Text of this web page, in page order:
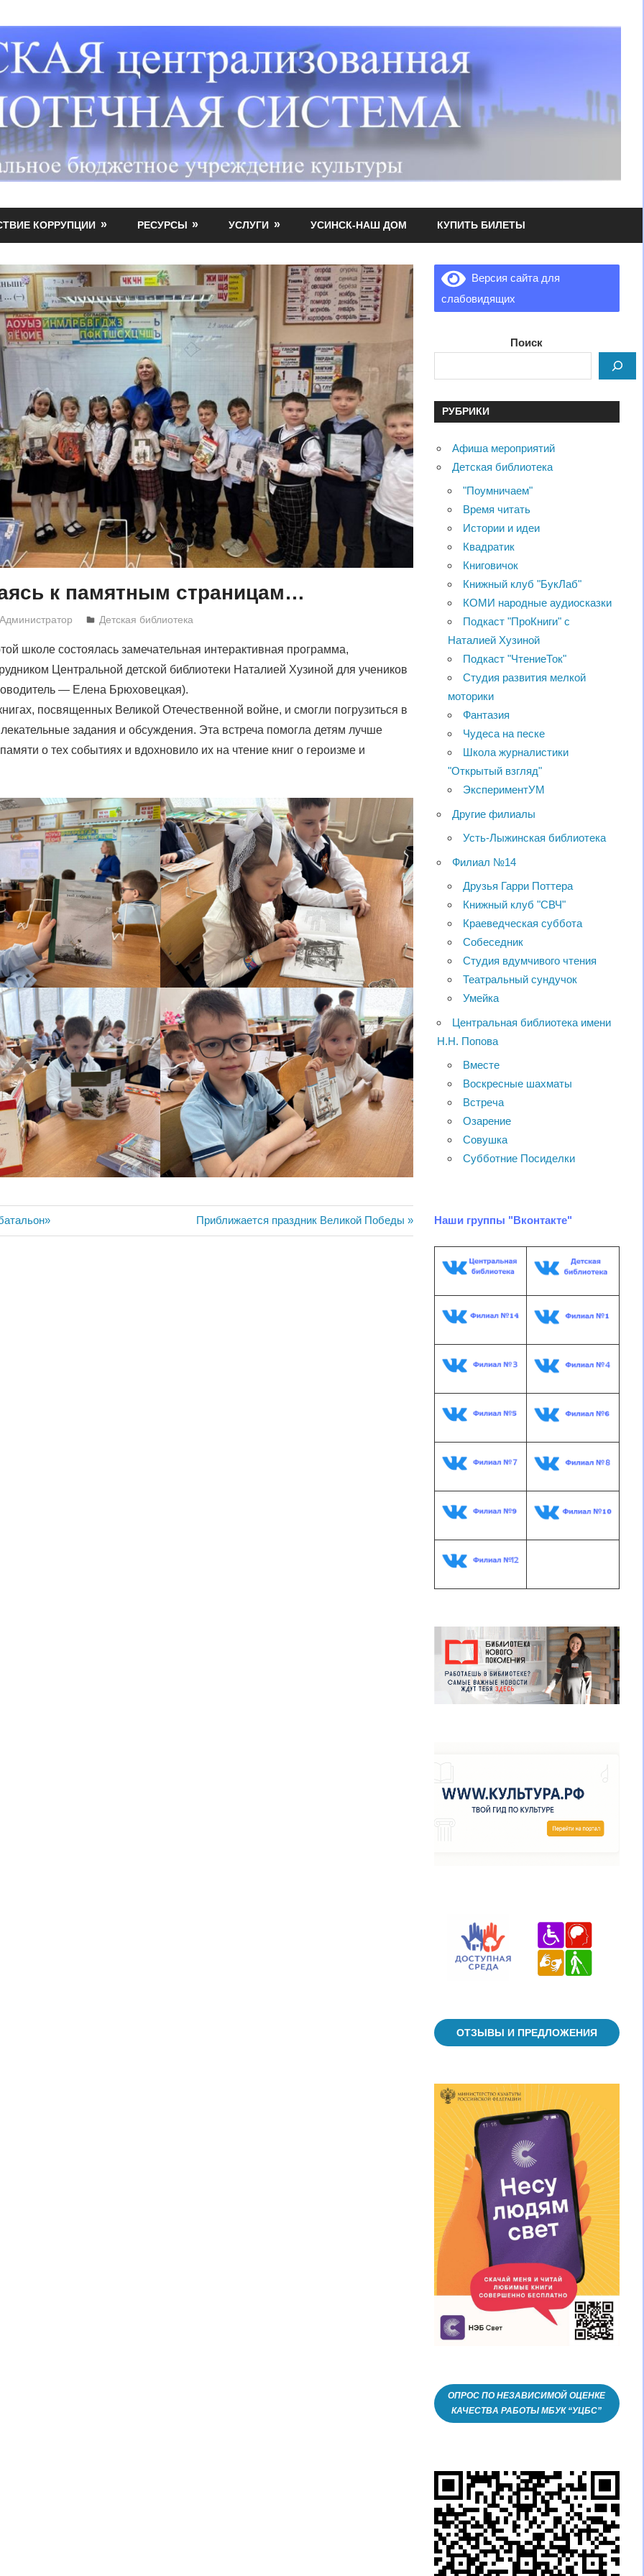
КОРРУПЦИИ РЕСУРСЫ УСЛУГИ УСИНСК-НАШ ДОМ КУПИТЬ БИЛЕТЫ
к памятным страницам…
Администратор Детская библиотека
школе состоялась замечательная интерактивная программа,
Центральной детской библиотеки Наталией Хузиной для учеников
— Елена Брюховецкая).
посвященных Великой Отечественной войне, и смогли погрузиться в
задания и обсуждения. Эта встреча помогла детям лучше
о тех событиях и вдохновило их на чтение книг о героизме и
Следующая
запись:
Приближается праздник Великой Победы
Версия сайта для
слабовидящих
Поиск
РУБРИКИ
Афиша мероприятий
Детская библиотека
"Поумничаем"
Время читать
Истории и идеи
Квадратик
Книговичок
Книжный клуб "БукЛаб"
КОМИ народные аудиосказки
Подкаст "ПроКниги" с
Наталией Хузиной
Подкаст "ЧтениеТок"
Студия развития мелкой
моторики
Фантазия
Чудеса на песке
Школа журналистики
"Открытый взгляд"
ЭкспериментУМ
Другие филиалы
Усть-Лыжинская библиотека
Филиал №14
Друзья Гарри Поттера
Книжный клуб "СВЧ"
Краеведческая суббота
Собеседник
Студия вдумчивого чтения
Театральный сундучок
Умейка
Центральная библиотека имени
Н.Н. Попова
Вместе
Воскресные шахматы
Встреча
Озарение
Совушка
Субботние Посиделки
Наши группы "Вконтакте"
ОТЗЫВЫ И ПРЕДЛОЖЕНИЯ
ОПРОС ПО НЕЗАВИСИМОЙ ОЦЕНКЕ
КАЧЕСТВА РАБОТЫ МБУК “УЦБС”